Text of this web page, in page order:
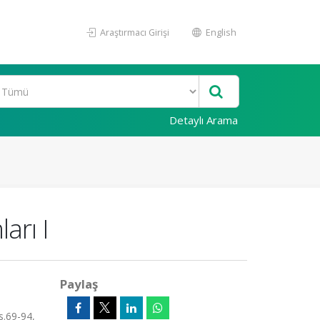
Araştırmacı Girişi English
Detaylı Arama
I
94,
Paylaş